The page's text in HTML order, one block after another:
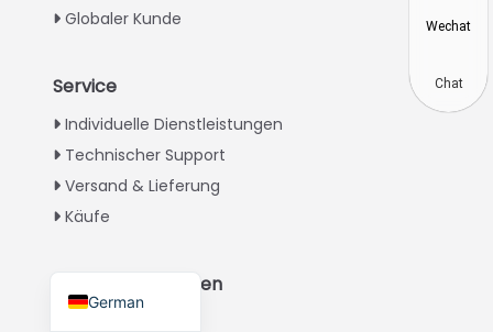
Globaler Kunde
Service
Individuelle Dienstleistungen
Technischer Support
Versand & Lieferung
Käufe
Teilnehmer werden
German
French
Portuguese
Russian
Spanish
Hindi
Wechat
Chat